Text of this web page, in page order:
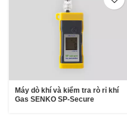
Máy dò khí và kiểm tra rò rỉ khí
Gas SENKO SP-Secure